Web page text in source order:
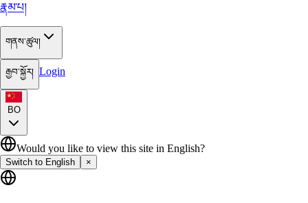
རྣམ་པ།
གནས་ཚུལ།
རྒྱབ་སྐྱོར། Login
BO
Would you like to view this site in English?
Switch to English ×